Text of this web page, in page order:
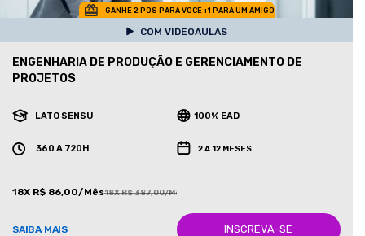
GANHE 2 POS PARA VOCE +1 PARA UM AMIGO
COM VIDEOAULAS
ENGENHARIA DE PRODUÇÃO E GERENCIAMENTO DE
PROJETOS
LATO SENSU 100% EAD
360 A 720H 2 A 12 MESES
18X R$ 86,00/Mês18X R$ 387,00/Mês
SAIBA MAIS INSCREVA-SE